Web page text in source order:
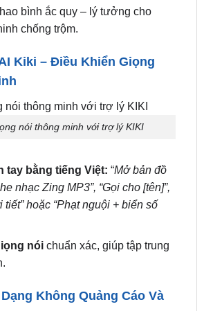
Kiki – Điều Khiển Giọng
nói thông minh với trợ lý KIKI
tay bằng tiếng Việt: “ Mở bản đồ
tiết” hoặc “Phạt nguội + biển số
nóichuẩn xác, giúp tập trung
Không Quảng Cáo Và
khôngquảng cáo, Netflix,